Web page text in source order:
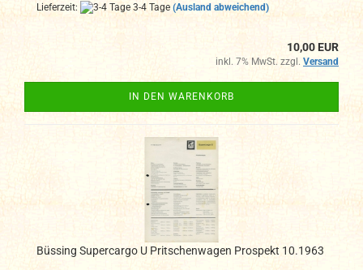
Lieferzeit:
3-4 Tage (Ausland abweichend)
10,00 EUR
inkl. 7% MwSt. zzgl. Versand
IN DEN WARENKORB
Büssing Supercargo U Pritschenwagen Prospekt 10.1963